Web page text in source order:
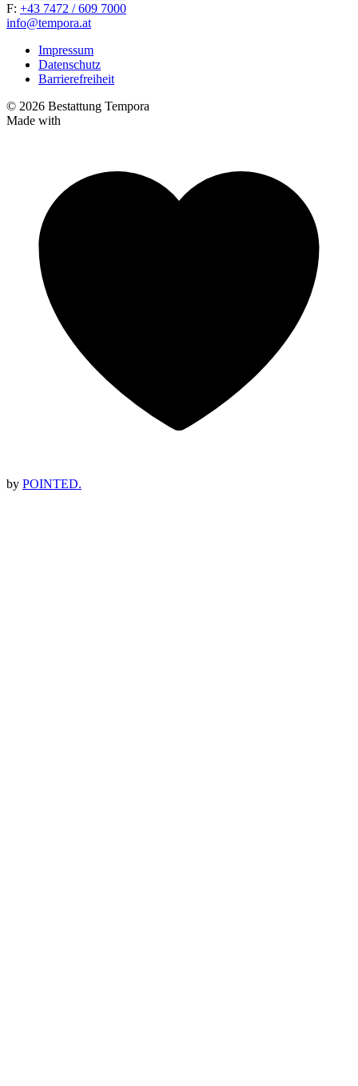
F: +43 7472 / 609 7000
info@tempora.at
Impressum
Datenschutz
Barrierefreiheit
© 2026 Bestattung Tempora
Made with
by POINTED.